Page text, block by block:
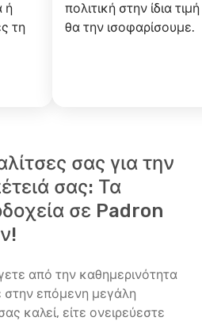
ή
τη
πολιτική στην ίδια
θα την ισοφαρίσουμε.
σας για την
σας: Τα
σε Padron
από την καθημερινότητα
στην επόμενη μεγάλη
καλεί, είτε ονειρεύεστε